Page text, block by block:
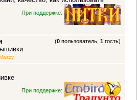
При поддержке:
(0 пользователь,1 гость)
При поддержке: